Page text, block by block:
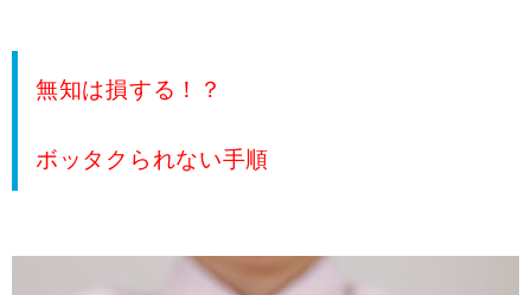
無知は損する！？
ボッタクられない手順